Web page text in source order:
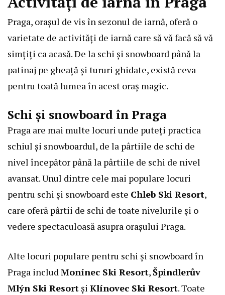
Praga, orașul de vis în sezonul de iarnă, oferă o
varietate de activități de iarnă care să vă facă să vă
simțiți ca acasă. De la schi și snowboard până la
patinaj pe gheață și tururi ghidate, există ceva
pentru toată lumea în acest oraș magic.
Schi și snowboard în Praga
Praga are mai multe locuri unde puteți practica
schiul și snowboardul, de la pârtiile de schi de
nivel începător până la pârtiile de schi de nivel
avansat. Unul dintre cele mai populare locuri
pentru schi și snowboard este Chleb Ski Resort,
care oferă pârtii de schi de toate nivelurile și o
vedere spectaculoasă asupra orașului Praga.
Alte locuri populare pentru schi și snowboard în
Praga includMonínec Ski Resort,Špindlerův
Mlýn Ski Resort și Klínovec Ski Resort. Toate